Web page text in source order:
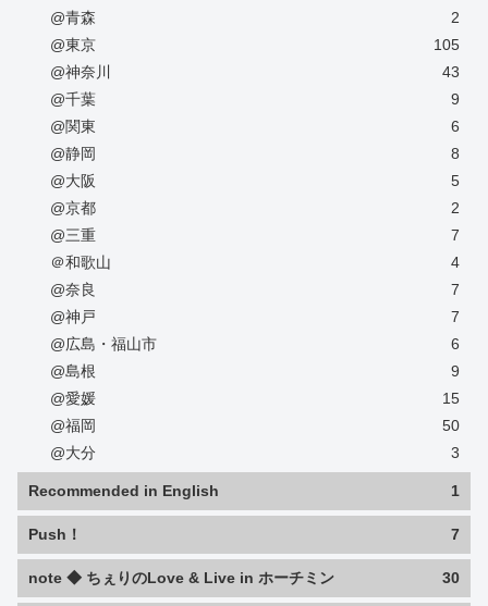
@青森
2
@東京
105
@神奈川
43
@千葉
9
@関東
6
@静岡
8
@大阪
5
@京都
2
@三重
7
＠和歌山
4
@奈良
7
@神戸
7
@広島・福山市
6
@島根
9
@愛媛
15
@福岡
50
@大分
3
Recommended in English 1
Push！ 7
note ◆ ちぇりのLove & Live in ホーチミン 30